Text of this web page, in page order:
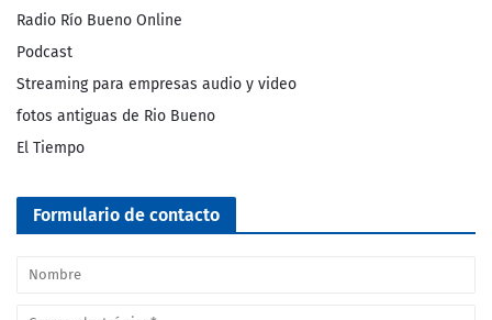
Radio Río Bueno Online
Podcast
Streaming para empresas audio y video
fotos antiguas de Rio Bueno
El Tiempo
Formulario de contacto